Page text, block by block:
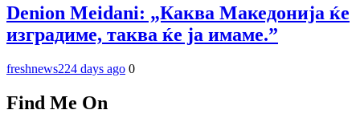
Denion Meidani: „Каква Македонија ќе
изградиме, таква ќе ја имаме.”
freshnews224 days ago 0
Find Me On